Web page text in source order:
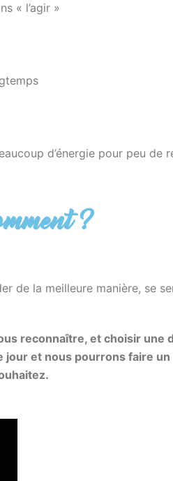
« l’agir »
d’énergie pour peu de
?
de la meilleure manière, se
reconnaître, et choisir une
jour et nous pourrons faire